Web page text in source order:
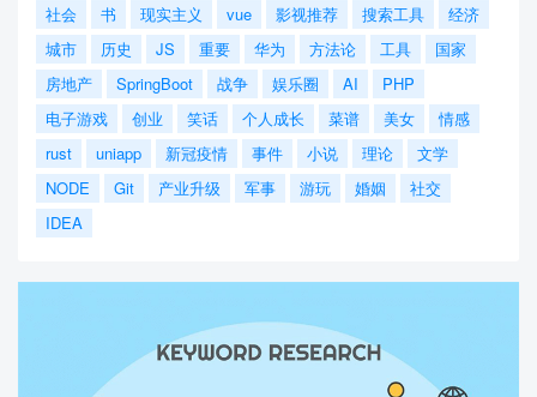
社会
书 现实主义 vue 影视推荐 搜索工具
经济
城市
历史 JS 重要 华为 方法论 工具
国家
房地产
SpringBoot 战争 娱乐圈 AI
PHP
电子游戏
创业 笑话 个人成长 菜谱 美女
情感
rust
uniapp 新冠疫情 事件 小说 理论
文学
NODE
Git 产业升级 军事 游玩 婚姻
社交
IDEA